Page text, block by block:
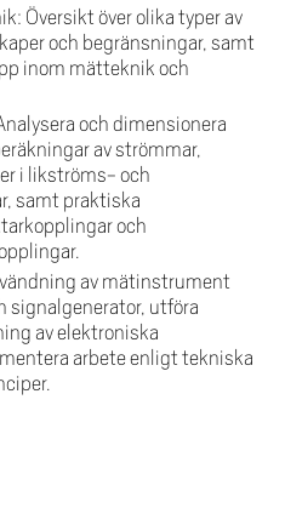
Översikt över olika typer av
och begränsningar, samt
inom mätteknik och
och dimensionera
av strömmar,
i likströms- och
samt praktiska
och
av mätinstrument
signalgenerator, utföra
av elektroniska
arbete enligt tekniska